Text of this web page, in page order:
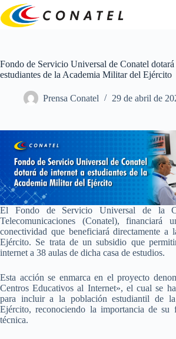
Saltar
al
contenido
Fondo de Servicio Universal de Conatel dotará
estudiantes de la Academia Militar del Ejército
Prensa Conatel 29 de abril de
El Fondo de Servicio Universal de la
Telecomunicaciones (Conatel), financiará
conectividad que beneficiará directamente a
Ejército. Se trata de un subsidio que
internet a 38 aulas de dicha casa de estudios.
Esta acción se enmarca en el proyecto
Centros Educativos al Internet», el cual se
para incluir a la población estudiantil de
Ejército, reconociendo la importancia de su
técnica.